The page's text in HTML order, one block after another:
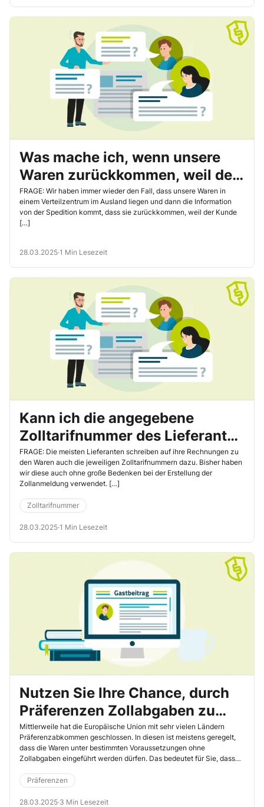
Was mache ich, wenn unsere
Waren zurückkommen, weil der
Kunde sie nicht annimmt?
FRAGE: Wir haben immer wieder den Fall, dass unsere Waren in
einem Verteilzentrum im Ausland liegen und dann die Information
von der Spedition kommt, dass sie zurückkommen, weil der Kunde
[…]
28.03.2025·1 Min Lesezeit
Kann ich die angegebene
Zolltarifnummer des Lieferanten
ohne Bedenken verwenden?
FRAGE: Die meisten Lieferanten schreiben auf ihre Rechnungen zu
den Waren auch die jeweiligen Zolltarifnummern dazu. Bisher haben
wir diese auch ohne große Bedenken bei der Erstellung der
Zollanmeldung verwendet. […]
Zolltarifnummer
28.03.2025·1 Min Lesezeit
Nutzen Sie Ihre Chance, durch
Präferenzen Zollabgaben zu
sparen – Mit unseren 4 Schritten
kommen Sie zum Ziel
Mittlerweile hat die Europäische Union mit sehr vielen Ländern
Präferenzabkommen geschlossen. In diesen ist meistens geregelt,
dass die Waren unter bestimmten Voraussetzungen ohne
Zollabgaben eingeführt werden dürfen. Das bedeutet für Sie, dass
Präferenznachweis vorliegt. Ich zeige Ihnen, was Sie alles beachten
müssen, um diese Kostenerleichterung auch zu erhalten.
Präferenzen
28.03.2025·3 Min Lesezeit